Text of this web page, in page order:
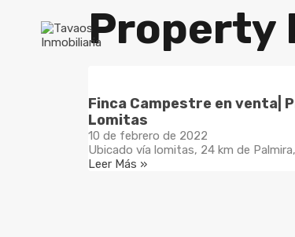
Property
Finca Campestre en venta|
Lomitas
10 de febrero de 2022
Ubicado vía lomitas, 24 km de
Leer Más »